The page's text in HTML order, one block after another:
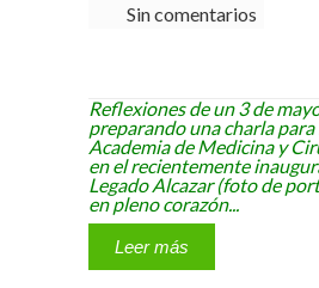
Sin comentarios
Reflexiones de un 3 de
preparando una charla para
Academia de Medicina y
en el recientemente
Legado Alcazar (foto de
en pleno corazón...
Leer más